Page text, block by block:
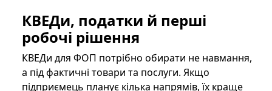
КВЕДи, податки й перші
робочі рішення
КВЕДи для ФОП потрібно обирати не навмання,
а під фактичні товари та послуги. Якщо
підприємець планує кілька напрямів, їх краще